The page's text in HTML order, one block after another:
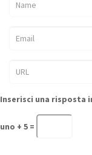
Inserisci una risposta
uno + 5 =